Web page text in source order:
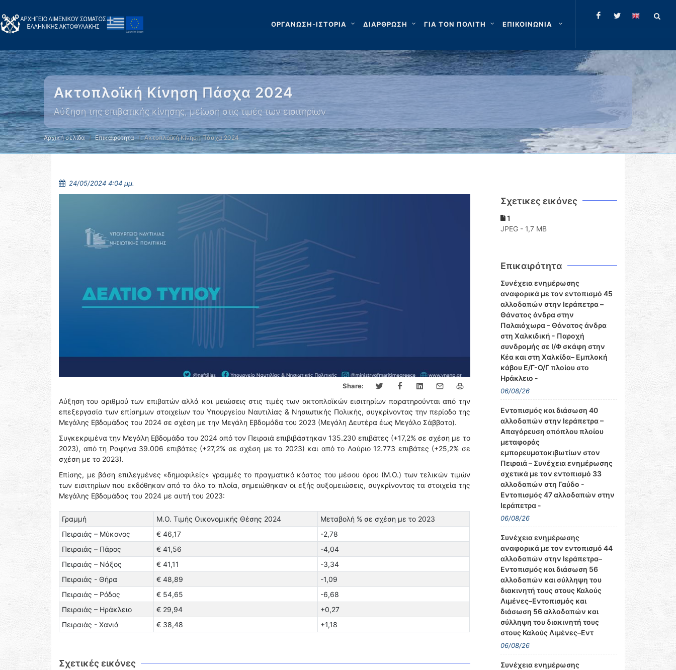
ΟΡΓΑΝΩΣΗ-ΙΣΤΟΡΙΑ ΔΙΑΡΘΡΩΣΗ ΓΙΑ ΤΟΝ ΠΟΛΙΤΗ ΕΠΙΚΟΙΝΩΝΙΑ
Ακτοπλοϊκή Κίνηση Πάσχα 2024
Αύξηση της επιβατικής κίνησης, μείωση στις τιμές των εισιτηρίων
Αρχική σελίδα Επικαιρότητα Ακτοπλοϊκή Κίνηση Πάσχα 2024
24/05/2024 4:04 μμ.
Share:
Αύξηση του αριθμού των επιβατών αλλά και μειώσεις στις τιμές των ακτοπλοϊκών εισιτηρίων παρατηρούνται από την
επεξεργασία των επίσημων στοιχείων του Υπουργείου Ναυτιλίας & Νησιωτικής Πολικής, συγκρίνοντας την περίοδο της
Μεγάλης Εβδομάδας του 2024 σε σχέση με την Μεγάλη Εβδομάδα του 2023 (Μεγάλη Δευτέρα έως Μεγάλο Σάββατο).
Συγκεκριμένα την Μεγάλη Εβδομάδα του 2024 από τον Πειραιά επιβιβάστηκαν 135.230 επιβάτες (+17,2% σε σχέση με το
2023), από τη Ραφήνα 39.006 επιβάτες (+27,2% σε σχέση με το 2023) και από το Λαύριο 12.773 επιβάτες (+25,2% σε
σχέση με το 2023).
Επίσης, με βάση επιλεγμένες «δημοφιλείς» γραμμές το πραγματικό κόστος του μέσου όρου (Μ.Ο.) των τελικών τιμών
των εισιτηρίων που εκδόθηκαν από τα όλα τα πλοία, σημειώθηκαν οι εξής αυξομειώσεις, συγκρίνοντας τα στοιχεία της
Μεγάλης Εβδομάδας του 2024 με αυτή του 2023:
Γραμμή Μ.Ο. Τιμής Οικονομικής Θέσης 2024
Μεταβολή % σε σχέση με το 2023
Πειραιάς – Μύκονος
€ 46,17
-2,78
Πειραιάς – Πάρος
€ 41,56
-4,04
Πειραιάς – Νάξος
€ 41,11
-3,34
Πειραιάς - Θήρα
€ 48,89
-1,09
Πειραιάς – Ρόδος
€ 54,65
-6,68
Πειραιάς – Ηράκλειο
€ 29,94
+0,27
Πειραιάς - Χανιά
€ 38,48 +1,18
Σχετικές εικόνες
Σχετικες εικόνες
1
JPEG - 1,7 MB
Επικαιρότητα
Συνέχεια ενημέρωσης
αναφορικά με τον εντοπισμό 45
αλλοδαπών στην Ιεράπετρα –
Θάνατος άνδρα στην
Παλαιόχωρα – Θάνατος άνδρα
στη Χαλκιδική - Παροχή
συνδρομής σε Ι/Φ σκάφη στην
Κέα και στη Χαλκίδα– Εμπλοκή
κάβου Ε/Γ-Ο/Γ πλοίου στο
Ηράκλειο -
06/08/26
Εντοπισμός και διάσωση 40
αλλοδαπών στην Ιεράπετρα –
Απαγόρευση απόπλου πλοίου
μεταφοράς
εμπορευματοκιβωτίων στον
Πειραιά – Συνέχεια ενημέρωσης
σχετικά με τον εντοπισμό 33
αλλοδαπών στη Γαύδο -
Εντοπισμός 47 αλλοδαπών στην
Ιεράπετρα -
06/08/26
Συνέχεια ενημέρωσης
αναφορικά με τον εντοπισμό 44
αλλοδαπών στην Ιεράπετρα–
Εντοπισμός και διάσωση 56
αλλοδαπών και σύλληψη του
διακινητή τους στους Καλούς
Λιμένες–Εντοπισμός και
διάσωση 56 αλλοδαπών και
σύλληψη του διακινητή τους
στους Καλούς Λιμένες–Εντ
06/08/26
Συνέχεια ενημέρωσης